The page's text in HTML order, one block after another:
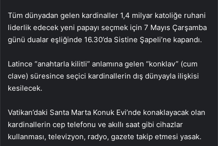
Tüm dünyadan gelen kardinaller 1,4 milyar katoliğe ruhani
liderlik edecek yeni papayı seçmek için 7 Mayıs Çarşamba
günü dualar eşliğinde 16.30’da Sistine Şapeli’ne kapandı.
Latince “anahtarla kilitli” anlamına gelen “konklav” (cum
clave) süresince seçici kardinallerin dış dünyayla ilişkisi
kesilecek.
Vatikan’daki Santa Marta Konuk Evi’nde konaklayacak olan
kardinallerin cep telefonu ve akıllı saat gibi cihazlar
kullanması, televizyon, radyo, gazete takip etmesi yasak.